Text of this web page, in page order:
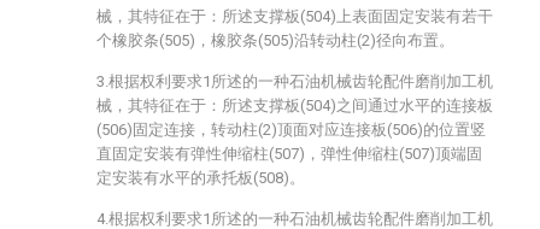
械，其特征在于：所述支撑板(504)上表面固定安装有若干
个橡胶条(505)，橡胶条(505)沿转动柱(2)径向布置。
3.根据权利要求1所述的一种石油机械齿轮配件磨削加工机
械，其特征在于：所述支撑板(504)之间通过水平的连接板
(506)固定连接，转动柱(2)顶面对应连接板(506)的位置竖
直固定安装有弹性伸缩柱(507)，弹性伸缩柱(507)顶端固
定安装有水平的承托板(508)。
4.根据权利要求1所述的一种石油机械齿轮配件磨削加工机